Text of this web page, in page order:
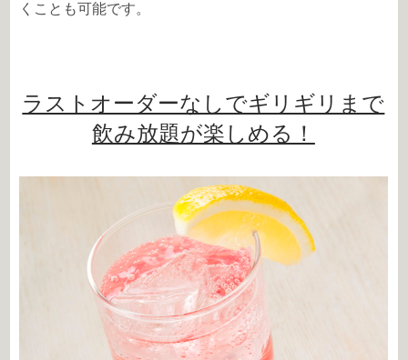
くことも可能です。
ラストオーダーなしでギリギリまで
飲み放題が楽しめる！